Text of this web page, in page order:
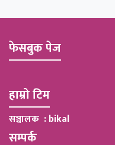
फेसबुक पेज
हाम्रो टिम
सञ्चालक : bikal
सम्पर्क